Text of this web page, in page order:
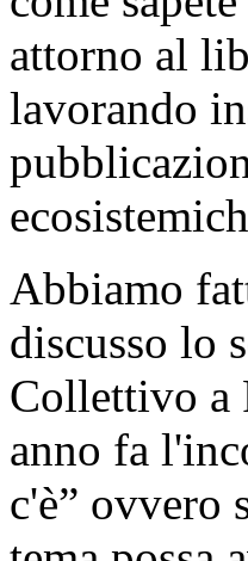
attorno al
lavorando
Abbiamo
discusso lo
Collettivo a
anno fa
c'è” ovvero